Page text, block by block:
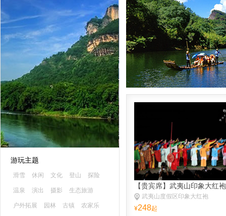
游玩主题
滑雪 休闲 文化 登山 探险
温泉 演出 摄影 生态旅游
户外拓展 园林 古镇 农家乐
【贵宾席】武夷山印象大红袍
武夷山度假区印象大红袍
¥248起